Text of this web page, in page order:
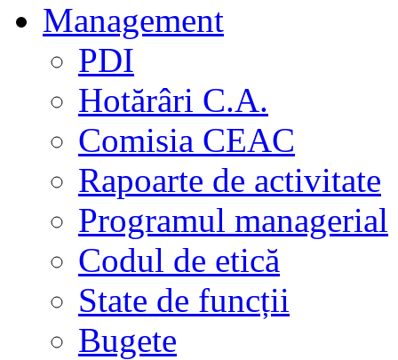
Management
PDI
Hotărâri C.A.
Comisia CEAC
Rapoarte de activitate
Programul managerial
Codul de etică
State de funcții
Bugete